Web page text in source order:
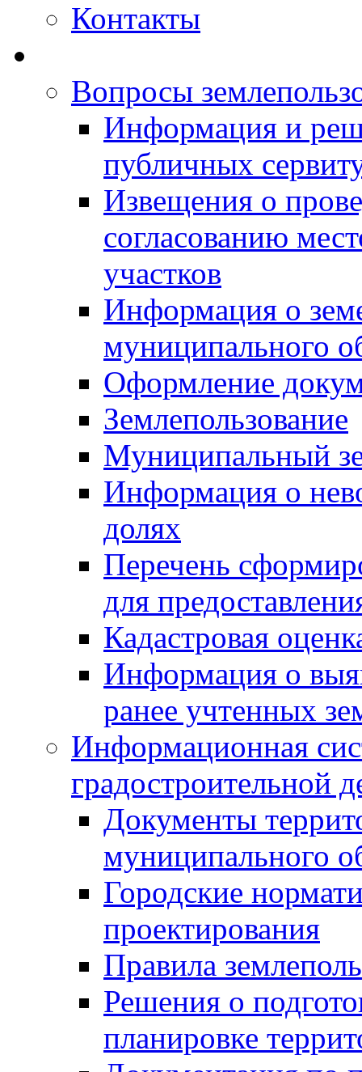
Контакты
Вопросы
Информация и
публичных
Извещения о
согласованию
участков
Информация о
муниципального
Оформление
Землепользование
Муниципальный
Информация о
долях
Перечень
для
Кадастровая
Информация о
ранее учтенных
Информационная
градостроительной
Документы
муниципального
Городские
проектирования
Правила
Решения о
планировке